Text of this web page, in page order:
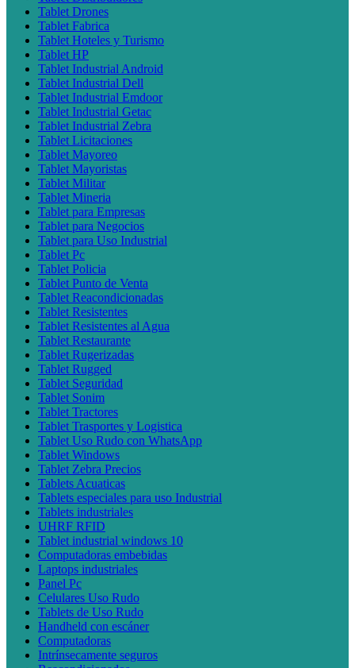
Tablet Drones
Tablet Fabrica
Tablet Hoteles y Turismo
Tablet HP
Tablet Industrial Android
Tablet Industrial Dell
Tablet Industrial Emdoor
Tablet Industrial Getac
Tablet Industrial Zebra
Tablet Licitaciones
Tablet Mayoreo
Tablet Mayoristas
Tablet Militar
Tablet Mineria
Tablet para Empresas
Tablet para Negocios
Tablet para Uso Industrial
Tablet Pc
Tablet Policia
Tablet Punto de Venta
Tablet Reacondicionadas
Tablet Resistentes
Tablet Resistentes al Agua
Tablet Restaurante
Tablet Rugerizadas
Tablet Rugged
Tablet Seguridad
Tablet Sonim
Tablet Tractores
Tablet Trasportes y Logistica
Tablet Uso Rudo con WhatsApp
Tablet Windows
Tablet Zebra Precios
Tablets Acuaticas
Tablets especiales para uso Industrial
Tablets industriales
UHRF RFID
Tablet industrial windows 10
Computadoras embebidas
Laptops industriales
Panel Pc
Celulares Uso Rudo
Tablets de Uso Rudo
Handheld con escáner
Computadoras
Intrínsecamente seguros